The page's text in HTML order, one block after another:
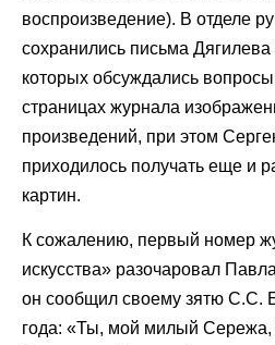
воспроизведение). В отделе
сохранились письма Дягилева
которых обсуждались
страницах журнала
произведений, при этом
приходилось получать еще и
картин.
К сожалению, первый номер
искусства» разочаровал
он сообщил своему зятю С.С.
года: «Ты, мой милый Сережа,